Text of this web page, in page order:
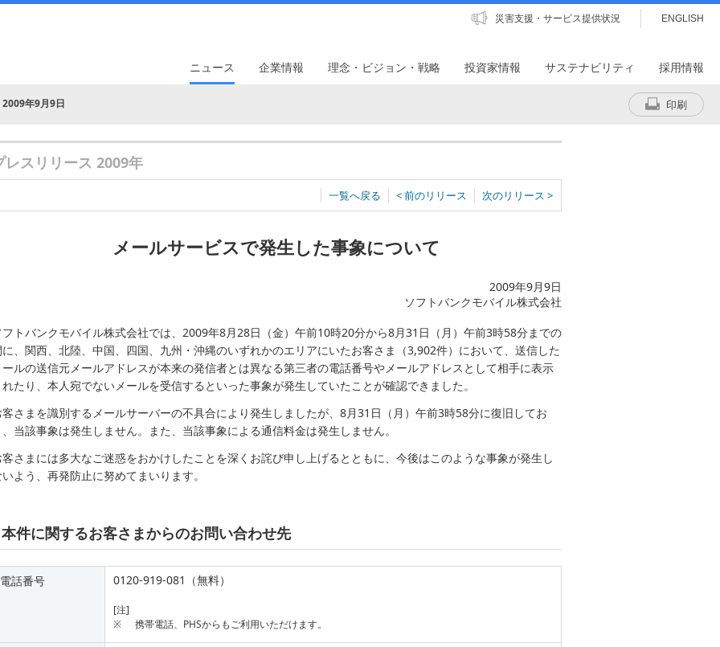
災害支援・サービス提供状況 ENGLISH
ニュース 企業情報 理念・ビジョン・戦略 投資家情報 サステナビリティ 採用情報
2009年9月9日 印刷
レスリリース 2009年
一覧へ戻る < 前のリリース 次のリリース >
メールサービスで発生した事象について
2009年9月9日
ソフトバンクモバイル株式会社
トバンクモバイル株式会社では、2009年8月28日（金）午前10時20分から8月31日（月）午前3時58分までの
、関西、北陸、中国、四国、九州・沖縄のいずれかのエリアにいたお客さま（3,902件）において、送信した
ルの送信元メールアドレスが本来の発信者とは異なる第三者の電話番号やメールアドレスとして相手に表示
たり、本人宛でないメールを受信するといった事象が発生していたことが確認できました。
さまを識別するメールサーバーの不具合により発生しましたが、8月31日（月）午前3時58分に復旧してお
当該事象は発生しません。また、当該事象による通信料金は発生しません。
さまには多大なご迷惑をおかけしたことを深くお詫び申し上げるとともに、今後はこのような事象が発生し
よう、再発防止に努めてまいります。
本件に関するお客さまからのお問い合わせ先
電話番号 0120-919-081（無料）
[注]
※
携帯電話、PHSからもご利用いただけます。